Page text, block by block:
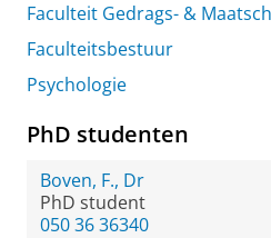
Faculteit Gedrags- &
Faculteitsbestuur
Psychologie
PhD studenten
Boven, F., Dr
PhD student
050 36 36340